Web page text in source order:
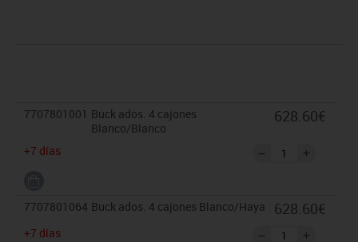
7707801001 Buck ados. 4 cajones
Blanco/Blanco
+7 días
628.60€
7707801064 Buck ados. 4 cajones Blanco/Haya
+7 días
628.60€